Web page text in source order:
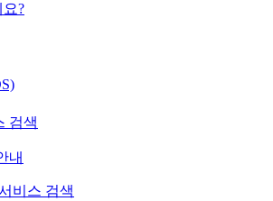
요?
검색
내
비스 검색